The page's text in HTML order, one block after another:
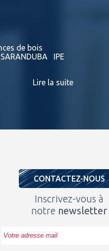
de bois
IPE
Lire la suite
La
La
CONTACTEZ-NOUS
Inscrivez-vous à
notre newsletter